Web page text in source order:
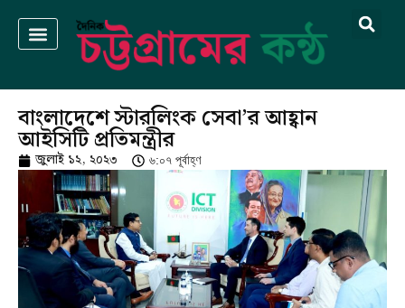
বাংলাদেশে স্টারলিংক সেবা’র আহ্বান
আইসিটি প্রতিমন্ত্রীর
জুলাই ১২, ২০২৩ ৬:০৭ পূর্বাহ্ণ